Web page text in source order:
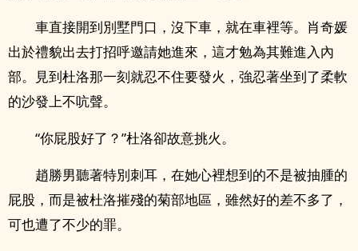
車直接開到別墅門口，沒下車，就在車裡等。肖奇媛
出於禮貌出去打招呼邀請她進來，這才勉為其難進入內
部。見到杜洛那一刻就忍不住要發火，強忍著坐到了柔軟
的沙發上不吭聲。
“你屁股好了？”杜洛卻故意挑火。
趙勝男聽著特別刺耳，在她心裡想到的不是被抽腫的
屁股，而是被杜洛摧殘的菊部地區，雖然好的差不多了，
可也遭了不少的罪。